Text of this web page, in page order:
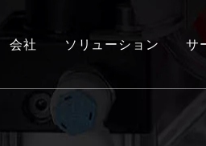
会社 ソリューション サ